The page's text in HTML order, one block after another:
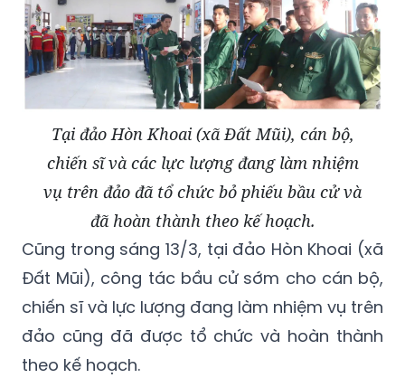
Tại đảo Hòn Khoai (xã Đất Mũi), cán bộ,
chiến sĩ và các lực lượng đang làm nhiệm
vụ trên đảo đã tổ chức bỏ phiếu bầu cử và
đã hoàn thành theo kế hoạch.
Cũng trong sáng 13/3, tại đảo Hòn Khoai (xã
Đất Mũi), công tác bầu cử sớm cho cán bộ,
chiến sĩ và lực lượng đang làm nhiệm vụ trên
đảo cũng đã được tổ chức và hoàn thành
theo kế hoạch.